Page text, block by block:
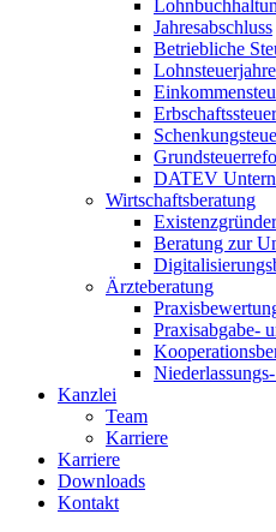
Jahresabschluss
Betriebliche
DATEV
Wirtschaftsberatung
Beratung zur
Ärzteberatung
Praxisabgabe-
Kanzlei
Team
Karriere
Karriere
Downloads
Kontakt